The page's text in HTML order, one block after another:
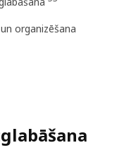
organizēšana